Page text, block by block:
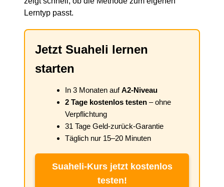
Lerntyp passt.
Jetzt Suaheli lernen
starten
In 3 Monaten aufA2-Niveau
2 Tage kostenlos testen – ohne
Verpflichtung
31 Tage Geld-zurück-Garantie
Täglich nur 15–20 Minuten
Suaheli-Kurs jetzt kostenlos
testen!